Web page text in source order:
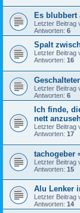
Es blubbert
Letzter Beitrag
Antworten: 6
Spalt
Letzter Beitrag
Antworten: 16
Letzter Beitrag
Antworten: 6
Ich finde,
nett
Letzter Beitrag
Antworten: 17
tachogeber
Letzter Beitrag
Antworten: 15
Alu Lenker
Letzter Beitrag
Antworten: 14